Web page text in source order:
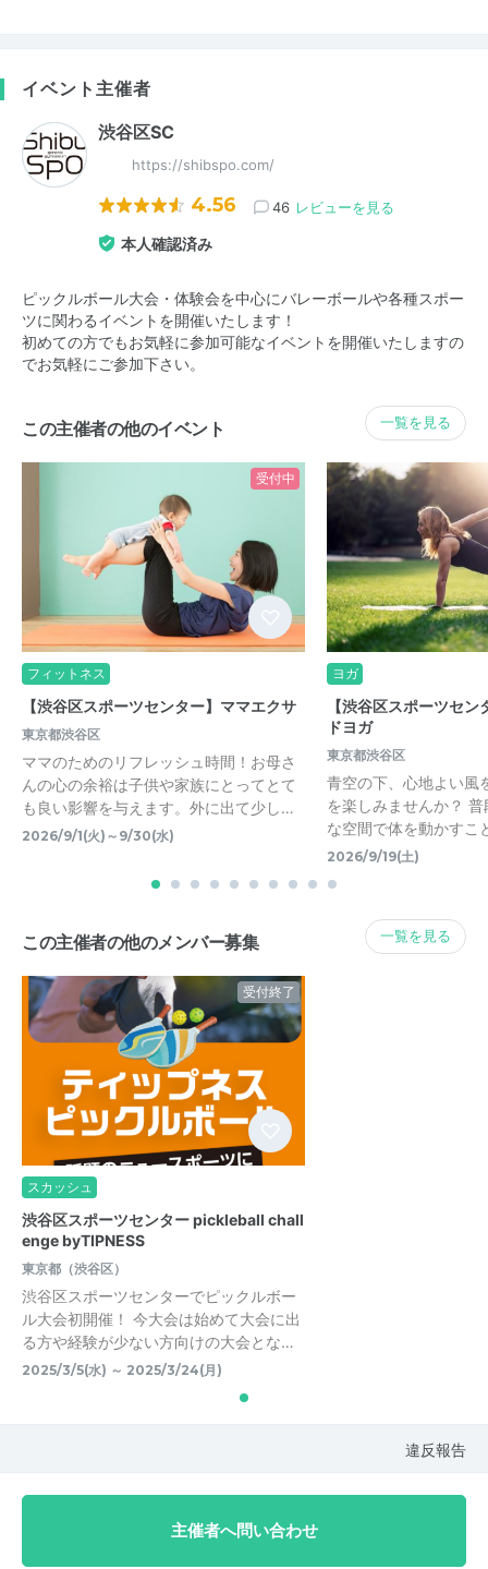
イベント主催者
渋谷区SC
https://shibspo.com/
4.56 46 レビューを見る
本人確認済み
ピックルボール大会・体験会を中心にバレーボールや各種スポー
ツに関わるイベントを開催いたします！
初めての方でもお気軽に参加可能なイベントを開催いたしますの
でお気軽にご参加下さい。
この主催者の他のイベント 一覧を見る
受付中
フィットネス
【渋谷区スポーツセンター】ママエクサ
東京都渋谷区
ママのためのリフレッシュ時間！お母さ
んの心の余裕は子供や家族にとってとて
も良い影響を与えます。外に出て少し…
2026/9/1(火)～9/30(水)
ヨガ
【渋谷区スポーツセ
ドヨガ
東京都渋谷区
青空の下、心地よい風
を楽しみませんか？
な空間で体を動かすこ
2026/9/19(土)
この主催者の他のメンバー募集 一覧を見る
受付終了
スカッシュ
渋谷区スポーツセンター pickleball chall
enge byTIPNESS
東京都（渋谷区）
渋谷区スポーツセンターでピックルボー
ル大会初開催！ 今大会は始めて大会に出
る方や経験が少ない方向けの大会とな…
2025/3/5(水) ～ 2025/3/24(月)
違反報告
主催者へ問い合わせ